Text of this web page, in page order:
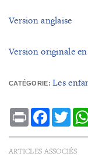
Version anglaise
Version originale
CATÉGORIE: Les
Print Facebook
ARTICLES ASSOCIÉS